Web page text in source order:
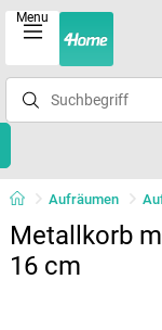
Menu
Aufräumen
Metallkorb
16 cm